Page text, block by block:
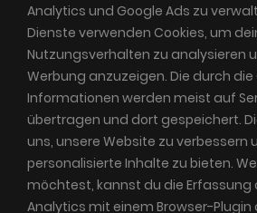
Analytics und Google Ads zu
Dienste verwenden Cookies, um
Nutzungsverhalten zu analysieren
Werbung anzuzeigen. Die durch
Informationen werden meist auf
übertragen und dort gespeichert.
uns, unsere Website zu verbessern
personalisierte Inhalte zu bieten.
möchtest, kannst du die Erfassung
Analytics mit einem Browser-